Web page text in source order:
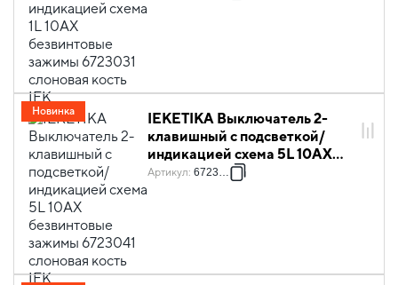
IEKETIKA Выключатель 2-
клавишный с подсветкой/
индикацией схема 5L 10АХ
безвинтовые зажимы 6723041
Артикул: 6723041
Новинка